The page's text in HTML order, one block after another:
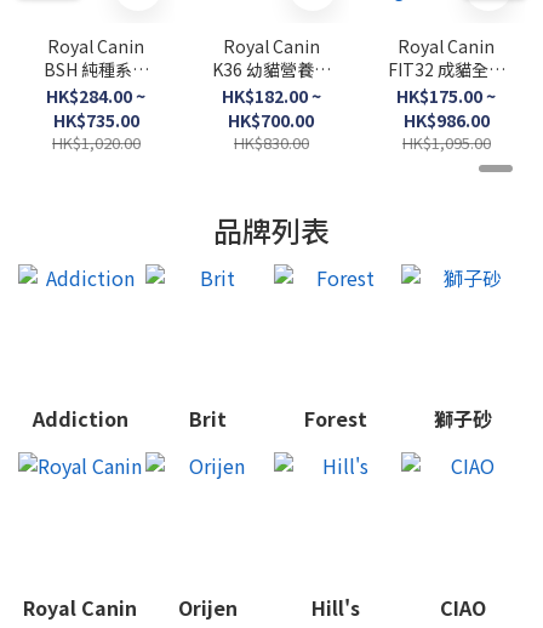
Royal Canin
BSH 純種系列
英短成貓專屬配
方．
2kg/4kg/10kg
HK$284.00 ~
HK$735.00
HK$1,020.00
Royal Canin
K36 幼貓營養配
方．
2kg/4kg/10kg
HK$182.00 ~
HK$700.00
HK$830.00
Royal Canin
FIT32 成貓全效
健康營養配方．
2kg/4kg/10kg
/15kg（貓貓乾
HK$175.00 ~
HK$986.00
HK$1,095.00
品牌列表
Addiction Brit Forest 獅子砂
Royal Canin Orijen Hill's CIAO